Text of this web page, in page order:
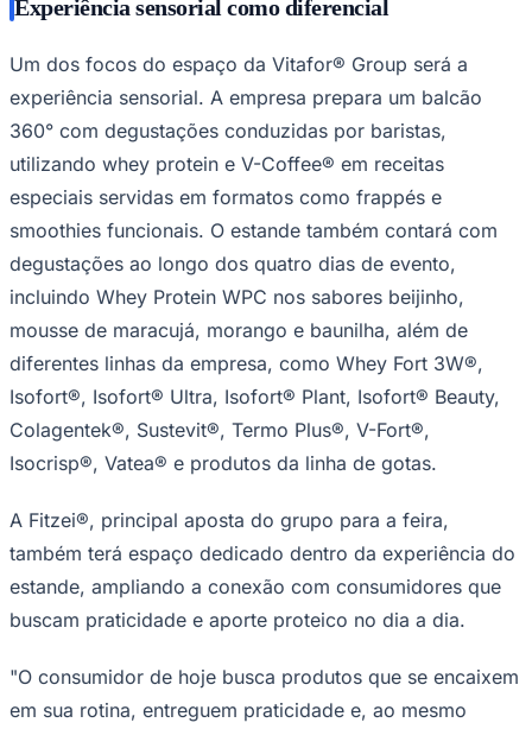
Palmeiras
Experiência sensorial como diferencial
Um dos focos do espaço da Vitafor® Group será a
experiência sensorial. A empresa prepara um balcão
360° com degustações conduzidas por baristas,
utilizando whey protein e V-Coffee® em receitas
especiais servidas em formatos como frappés e
smoothies funcionais. O estande também contará com
degustações ao longo dos quatro dias de evento,
incluindo Whey Protein WPC nos sabores beijinho,
mousse de maracujá, morango e baunilha, além de
diferentes linhas da empresa, como Whey Fort 3W®,
Isofort®, Isofort® Ultra, Isofort® Plant, Isofort® Beauty,
Colagentek®, Sustevit®, Termo Plus®, V-Fort®,
Isocrisp®, Vatea® e produtos da linha de gotas.
A Fitzei®, principal aposta do grupo para a feira,
também terá espaço dedicado dentro da experiência do
estande, ampliando a conexão com consumidores que
buscam praticidade e aporte proteico no dia a dia.
"O consumidor de hoje busca produtos que se encaixem
em sua rotina, entreguem praticidade e, ao mesmo